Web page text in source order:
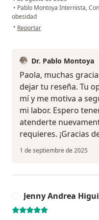
• Pablo Montoya Internista,
obesidad
• en opinión del usuario Paola
Reportar
Dr. Pablo Montoya
Paola, muchas
dejar tu reseña. Tu
mí y me motiva a
mi labor. Espero
atenderte
requieres. ¡Gracias
1 de septiembre de 2025
Jenny Andrea